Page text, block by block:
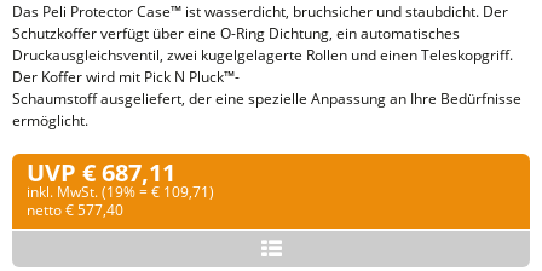
Das Peli Protector Case™ ist wasserdicht, bruchsicher und staubdicht. Der
Schutzkoffer verfügt über eine O-Ring Dichtung, ein automatisches
Druckausgleichsventil, zwei kugelgelagerte Rollen und einen Teleskopgriff.
Der Koffer wird mit Pick N Pluck™-
Schaumstoff ausgeliefert, der eine spezielle Anpassung an Ihre Bedürfnisse
ermöglicht.
UVP € 687,11
inkl. MwSt. (19% = € 109,71)
netto € 577,40